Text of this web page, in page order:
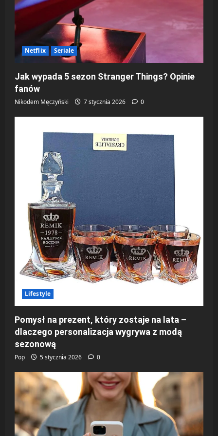
Netflix Seriale
Jak wypada 5 sezon Stranger Things? Opinie
fanów
Nikodem Męczyński 7 stycznia 2026 0
Lifestyle
Pomysł na prezent, który zostaje na lata –
dlaczego personalizacja wygrywa z modą
sezonową
Pop 5 stycznia 2026 0